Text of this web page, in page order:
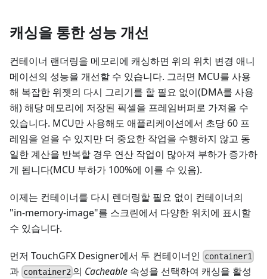
캐싱을 통한 성능 개선
컨테이너 랜더링을 메모리에 캐싱하면 위의 위치 변경 애니
메이션의 성능을 개선할 수 있습니다. 그러면 MCU를 사용
해 복잡한 위젯의 다시 그리기를 할 필요 없이(DMA를 사용
해) 해당 메모리에 저장된 픽셀을 프레임버퍼로 가져올 수
있습니다. MCU만 사용해도 애플리케이션에서 초당 60 프
레임을 얻을 수 있지만 더 중요한 작업을 수행하지 않고 동
일한 계산을 반복할 경우 연산 작업이 많아져 부하가 증가하
게 됩니다(MCU 부하가 100%에 이를 수 있음).
이제는 컨테이너를 다시 렌더링할 필요 없이 컨테이너의
"in-memory-image"를 스크린에서 다양한 위치에 표시할
수 있습니다.
먼저 TouchGFX Designer에서 두 컨테이너인 container1
과 container2 의 Cacheable 속성을 선택하여 캐싱을 활성